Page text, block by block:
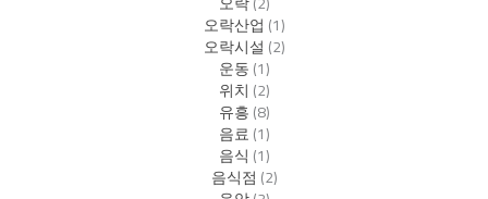
오락산업 (1)
오락시설 (2)
운동(1)
위치 (2)
유흥(8)
음료(1)
음식 (1)
음식점 (2)